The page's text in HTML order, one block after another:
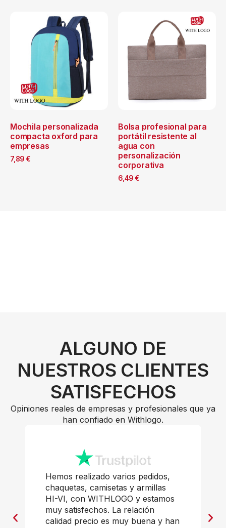
Mochila personalizada
compacta oxford para
empresas
7,89 €
Bolsa profesional para
portátil resistente al
agua con
personalización
corporativa
6,49 €
ALGUNO DE
NUESTROS CLIENTES
SATISFECHOS
Opiniones reales de empresas y profesionales que ya
han confiado en Withlogo.
y han
Productos perfectos. Buena
calidad y muy buenos timmings.
Javi Casal